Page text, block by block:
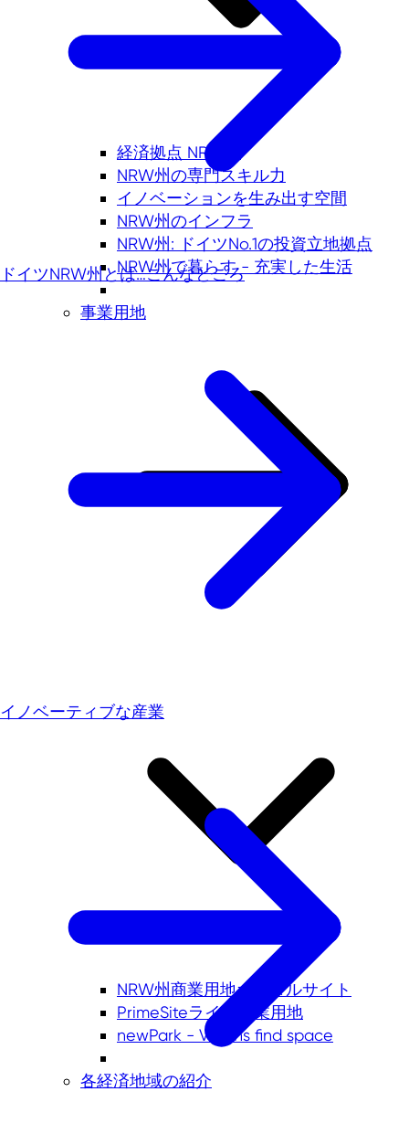
経済拠点 NRW州
NRW州の専門スキル力
イノベーションを生み出す空間
NRW州のインフラ
NRW州: ドイツNo.1の投資立地拠点
NRW州で暮らす - 充実した生活
事業用地
NRW州商業用地ポータルサイト
PrimeSiteライン事業用地
newPark - Visions find space
各経済地域の紹介
ドイツNRW州とは…こんなところ
イノベーティブな産業